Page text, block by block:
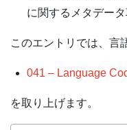
に関するメタデー
このエントリでは、言
041 – Language
を取り上げます。